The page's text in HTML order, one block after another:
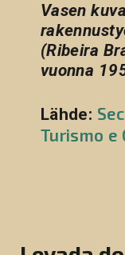
Vasen
(Ribeira
vuonna
Lähde:
Turismo e